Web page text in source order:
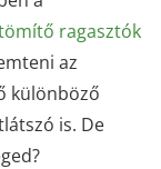
ragasztók
az
különböző
is. De